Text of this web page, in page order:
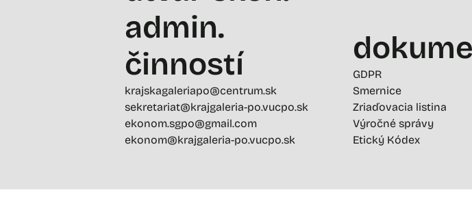
admin.
činností
krajskagaleriapo@centrum.sk
sekretariat@krajgaleria-po.vucpo.sk
ekonom.sgpo@gmail.com
ekonom@krajgaleria-po.vucpo.sk
GDPR
Smernice
Zriaďovacia listina
Výročné správy
Etický Kódex